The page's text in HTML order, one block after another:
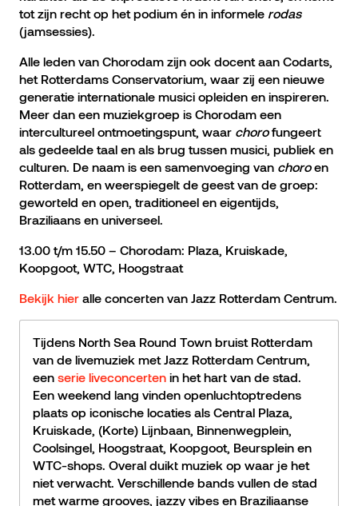
tot zijn recht op het podium én in informele rodas
(jamsessies).
Alle leden van Chorodam zijn ook docent aan Codarts,
het Rotterdams Conservatorium, waar zij een nieuwe
generatie internationale musici opleiden en inspireren.
Meer dan een muziekgroep is Chorodam een
intercultureel ontmoetingspunt, waar chorofungeert
als gedeelde taal en als brug tussen musici, publiek en
culturen. De naam is een samenvoeging van choroen
Rotterdam, en weerspiegelt de geest van de groep:
geworteld en open, traditioneel en eigentijds,
Braziliaans en universeel.
13.00 t/m 15.50 – Chorodam: Plaza, Kruiskade,
Koopgoot, WTC, Hoogstraat
Bekijk hier alle concerten van Jazz Rotterdam Centrum.
Tijdens North Sea Round Town bruist Rotterdam
van de livemuziek met Jazz Rotterdam Centrum,
een serie liveconcerten in het hart van de stad.
Een weekend lang vinden openluchtoptredens
plaats op iconische locaties als Central Plaza,
Kruiskade, (Korte) Lijnbaan, Binnenwegplein,
Coolsingel, Hoogstraat, Koopgoot, Beursplein en
WTC-shops. Overal duikt muziek op waar je het
niet verwacht. Verschillende bands vullen de stad
met warme grooves, jazzy vibes en Braziliaanse